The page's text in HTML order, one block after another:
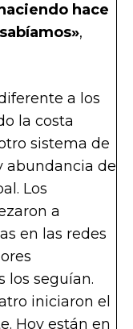
hace
,
a los
la costa
sistema de
abundancia de
Los
a
en las redes
los seguían.
iniciaron el
Hoy están en